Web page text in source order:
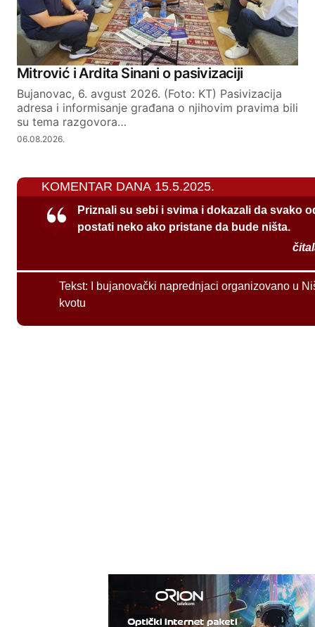
Mitrović i Ardita Sinani o pasivizaciji
Bujanovac, 6. avgust 2026. (Foto: KT) Pasivizacija
adresa i informisanje građana o njihovim pravima bili
su tema razgovora…
06.08.2026.
KOMENTAR DANA 15.5.2025.
Priznali su sebi i svima i dokazali da svako
postati neko ako pristane da bude ništa.
Tekst:
I bujanovački naprednjaci organizovano u
kvotu